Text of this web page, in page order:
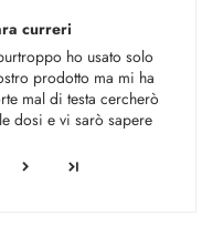
curreri
ho usato solo
prodotto ma mi ha
mal di testa cercherò
dosi e vi sarò sapere